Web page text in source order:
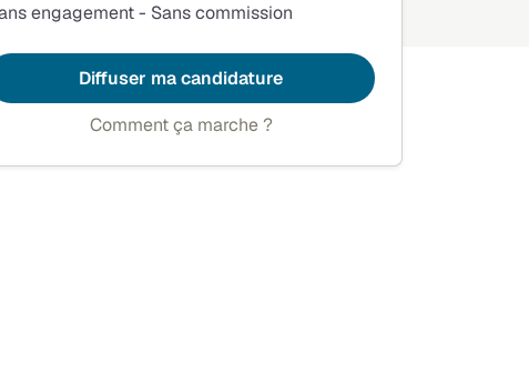
engagement - Sans commission
Diffuser ma candidature
Comment ça marche ?